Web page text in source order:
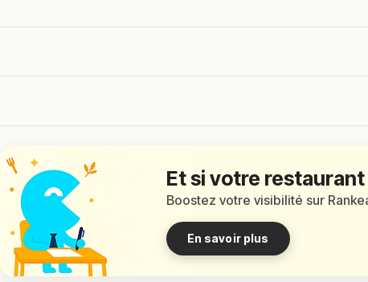
Et si votre
Boostez votre visibilité sur
En savoir plus